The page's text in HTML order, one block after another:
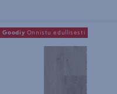
Laminaatti Goodiy Tammi Studio
Elegant K071 8mm KL32 2,22m²
Goodiy Onnistu edullisesti